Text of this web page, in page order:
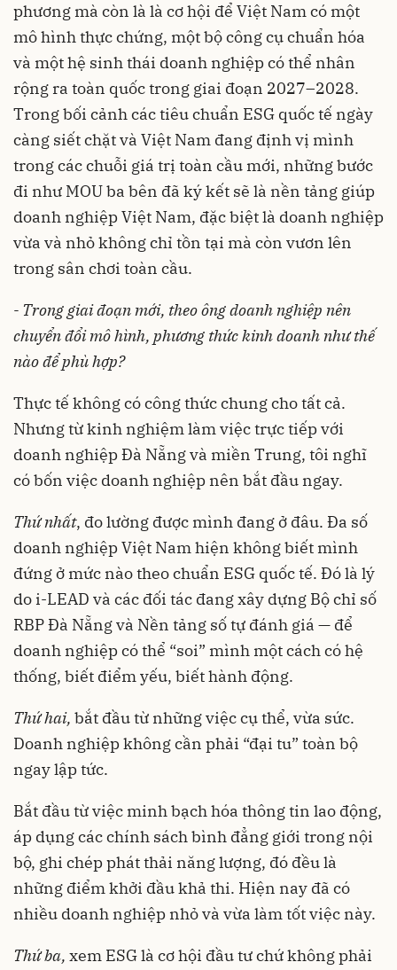
phương mà còn là là cơ hội để Việt Nam có một
mô hình thực chứng, một bộ công cụ chuẩn hóa
và một hệ sinh thái doanh nghiệp có thể nhân
rộng ra toàn quốc trong giai đoạn 2027–2028.
Trong bối cảnh các tiêu chuẩn ESG quốc tế ngày
càng siết chặt và Việt Nam đang định vị mình
trong các chuỗi giá trị toàn cầu mới, những bước
đi như MOU ba bên đã ký kết sẽ là nền tảng giúp
doanh nghiệp Việt Nam, đặc biệt là doanh nghiệp
vừa và nhỏ không chỉ tồn tại mà còn vươn lên
trong sân chơi toàn cầu.
- Trong giai đoạn mới, theo ông doanh nghiệp nên
chuyển đổi mô hình, phương thức kinh doanh như thế
nào để phù hợp?
Thực tế không có công thức chung cho tất cả.
Nhưng từ kinh nghiệm làm việc trực tiếp với
doanh nghiệp Đà Nẵng và miền Trung, tôi nghĩ
có bốn việc doanh nghiệp nên bắt đầu ngay.
Thứ nhất, đo lường được mình đang ở đâu. Đa số
doanh nghiệp Việt Nam hiện không biết mình
đứng ở mức nào theo chuẩn ESG quốc tế. Đó là lý
do i-LEAD và các đối tác đang xây dựng Bộ chỉ số
RBP Đà Nẵng và Nền tảng số tự đánh giá — để
doanh nghiệp có thể “soi” mình một cách có hệ
thống, biết điểm yếu, biết hành động.
Thứ hai, bắt đầu từ những việc cụ thể, vừa sức.
Doanh nghiệp không cần phải “đại tu” toàn bộ
ngay lập tức.
Bắt đầu từ việc minh bạch hóa thông tin lao động,
áp dụng các chính sách bình đẳng giới trong nội
bộ, ghi chép phát thải năng lượng, đó đều là
những điểm khởi đầu khả thi. Hiện nay đã có
nhiều doanh nghiệp nhỏ và vừa làm tốt việc này.
Thứ ba, xem ESG là cơ hội đầu tư chứ không phải